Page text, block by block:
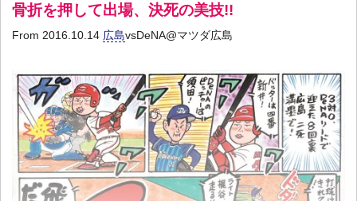
骨折を押して出場、決死の美技!!
From 2016.10.14 広島vsDeNA@マツダ広島